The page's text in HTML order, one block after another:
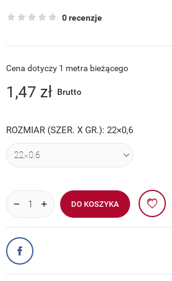
0 recenzje
Cena dotyczy 1 metra bieżącego
1,47 zł Brutto
ROZMIAR (SZER. X GR.): 22×0,6
DO KOSZYKA